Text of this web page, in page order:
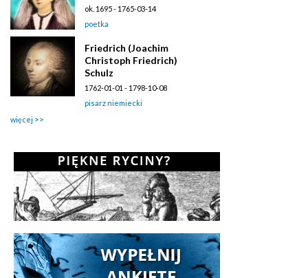
ok. 1695 - 1765-03-14
poetka
Friedrich (Joachim
Christoph Friedrich)
Schulz
1762-01-01 - 1798-10-08
pisarz niemiecki
więcej